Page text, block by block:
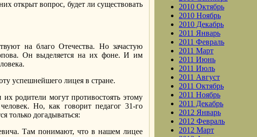
открыт вопрос, будет ли существовать
на благо Отечества. Но зачастую
Он выделяется на их фоне. И им
успешнейшего лицея в стране.
родители могут противостоять этому
Но, как говорит педагог 31-го
только догадываться:
Там понимают, что в нашем лицее
2010 Октябрь
2010 Ноябрь
2010 Декабрь
2011 Январь
2011 Февраль
2011 Март
2011 Июнь
2011 Июль
2011 Август
2011 Октябрь
2011 Ноябрь
2011 Декабрь
2012 Январь
2012 Февраль
2012 Март